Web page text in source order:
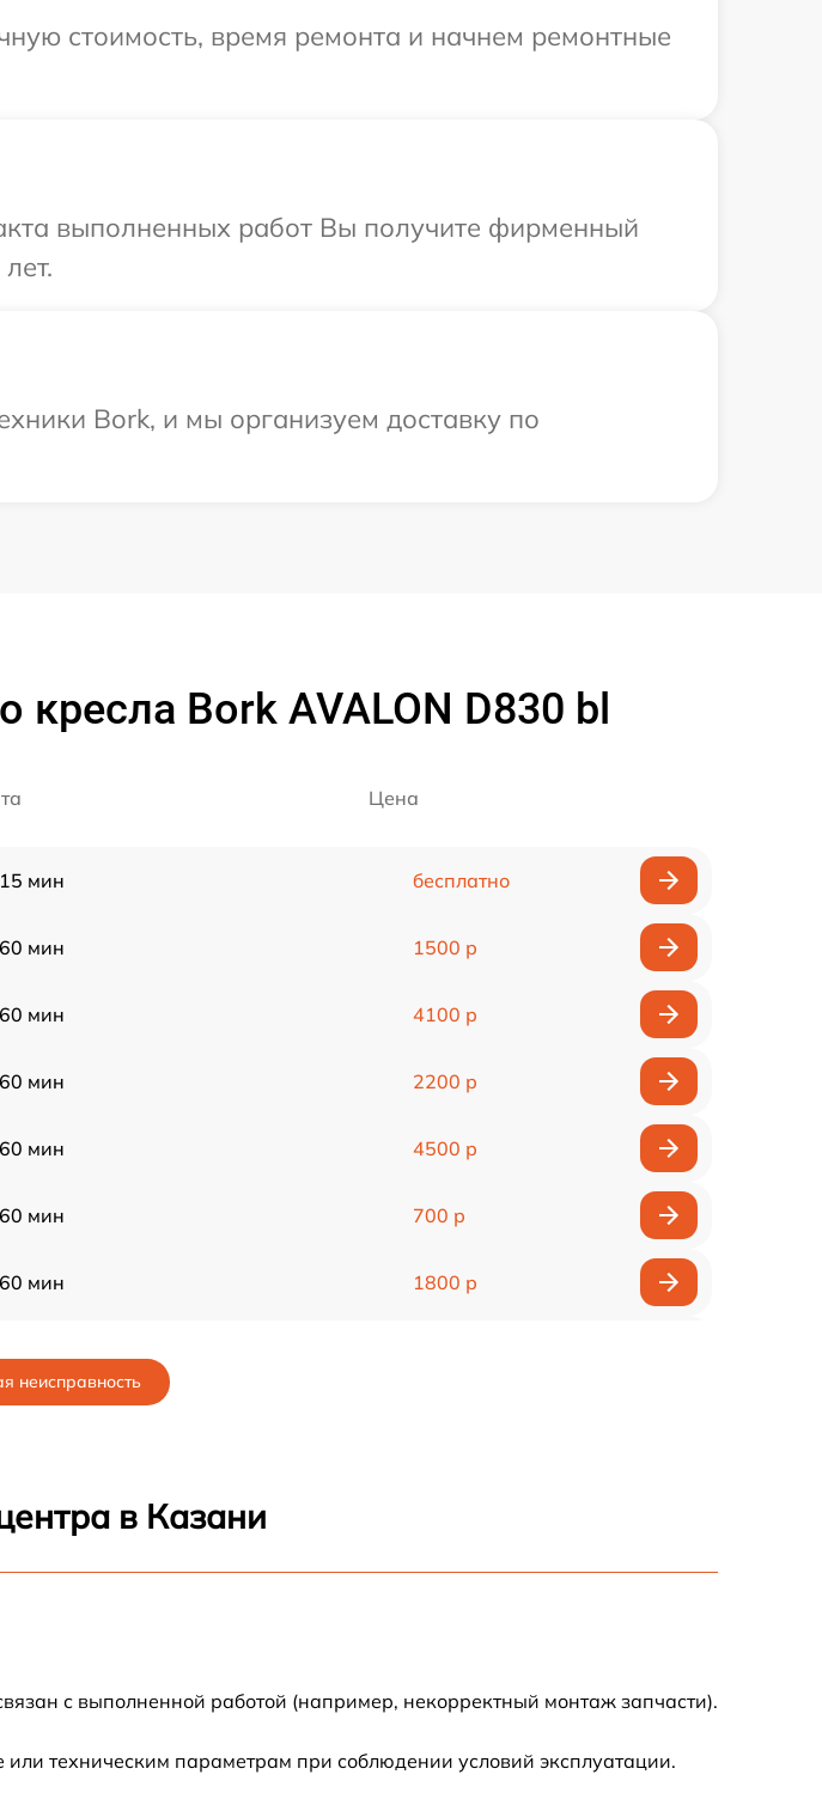
стоимость, время ремонта и начнем ремонтные
выполненных работ Вы получите фирменный
Bork, и мы организуем доставку по
Bork AVALON D830 bl
Цена
мин бесплатно
мин 1500 р
мин 4100 р
мин 2200 р
мин 4500 р
мин 700 р
мин 1800 р
мин
неисправность
в Казани
с выполненной работой (например, некорректный монтаж запчасти).
техническим параметрам при соблюдении условий эксплуатации.